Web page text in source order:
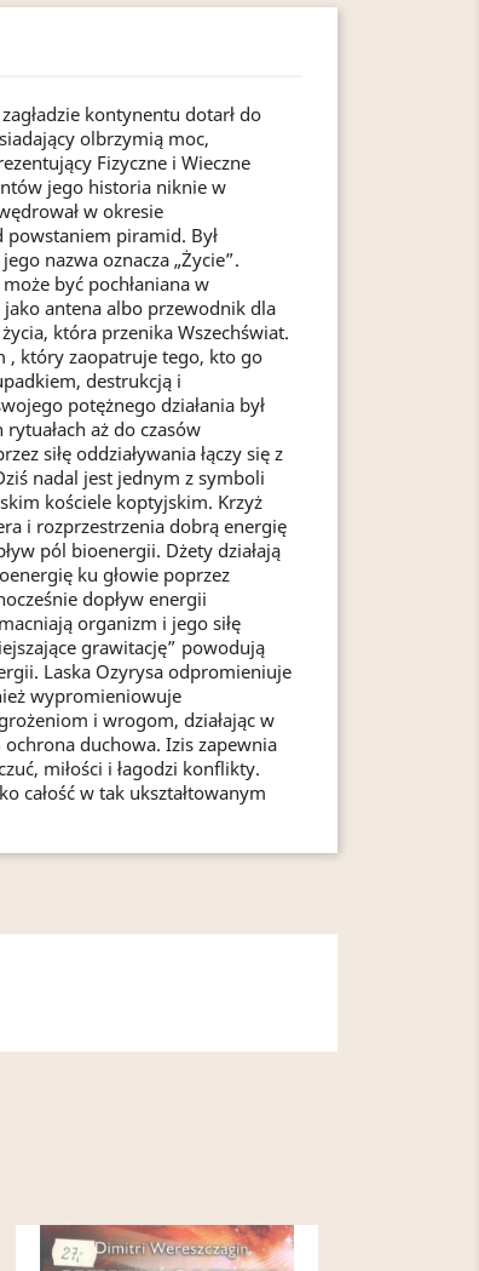
kontynentu dotarł do
olbrzymią moc,
Fizyczne i Wieczne
jego historia niknie w
w okresie
powstaniem piramid. Był
nazwa oznacza „Życie”.
być pochłaniana w
jako antena albo przewodnik dla
która przenika Wszechświat.
, który zaopatruje tego, kto go
destrukcją i
potężnego działania był
aż do czasów
siłę oddziaływania łączy się z
nadal jest jednym z symboli
kościele koptyjskim. Krzyż
i rozprzestrzenia dobrą energię
pól bioenergii. Dżety działają
ku głowie poprzez
dopływ energii
organizm i jego siłę
grawitację” powodują
Laska Ozyrysa odpromieniuje
wypromieniowuje
i wrogom, działając w
duchowa. Izis zapewnia
miłości i łagodzi konflikty.
całość w tak ukształtowanym